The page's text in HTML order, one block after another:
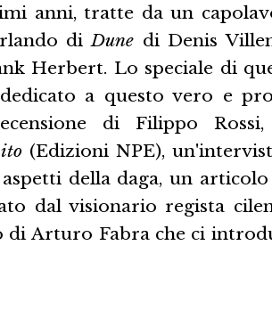
anni, tratte da un
di Dune di Denis
Herbert. Lo speciale di
a questo vero e
di Filippo
(Edizioni NPE),
della daga, un
dal visionario regista
di Arturo Fabra che ci